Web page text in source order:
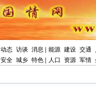
动态 访谈 消息 能源 建设 交通
安全 城乡 特色 人口 资源 军情